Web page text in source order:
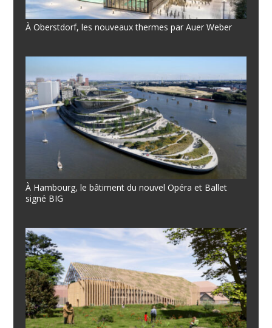
À Oberstdorf, les nouveaux thermes par Auer Weber
À Hambourg, le bâtiment du nouvel Opéra et Ballet
signé BIG